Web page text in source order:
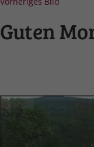
Guten